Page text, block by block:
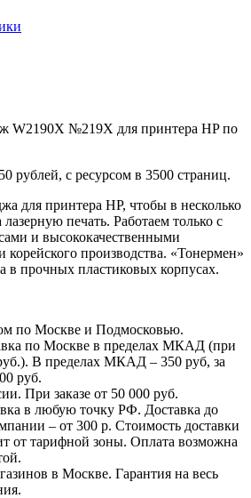
W2190X №219X для принтера HP по
рублей, с ресурсом в 3500 страниц.
для принтера HP, чтобы в несколько
печать. Работаем только с
и высококачественными
корейского производства. «Тонермен»
в прочных пластиковых корпусах.
по Москве и Подмосковью.
по Москве в пределах МКАД (при
В пределах МКАД – 350 руб, за
руб.
При заказе от 50 000 руб.
в любую точку РФ. Доставка до
– от 300 р. Стоимость доставки
от тарифной зоны. Оплата возможна
в Москве. Гарантия на весь